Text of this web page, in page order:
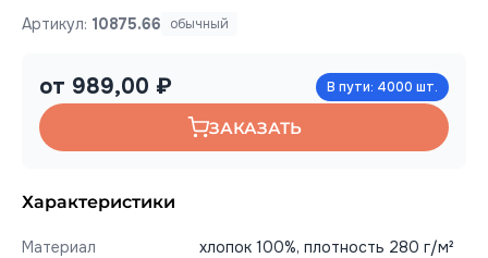
Артикул: 10875.66 обычный
от 989,00 ₽ В пути: 4000 шт.
ЗАКАЗАТЬ
Характеристики
Материал хлопок 100%, плотность 280 г/м²